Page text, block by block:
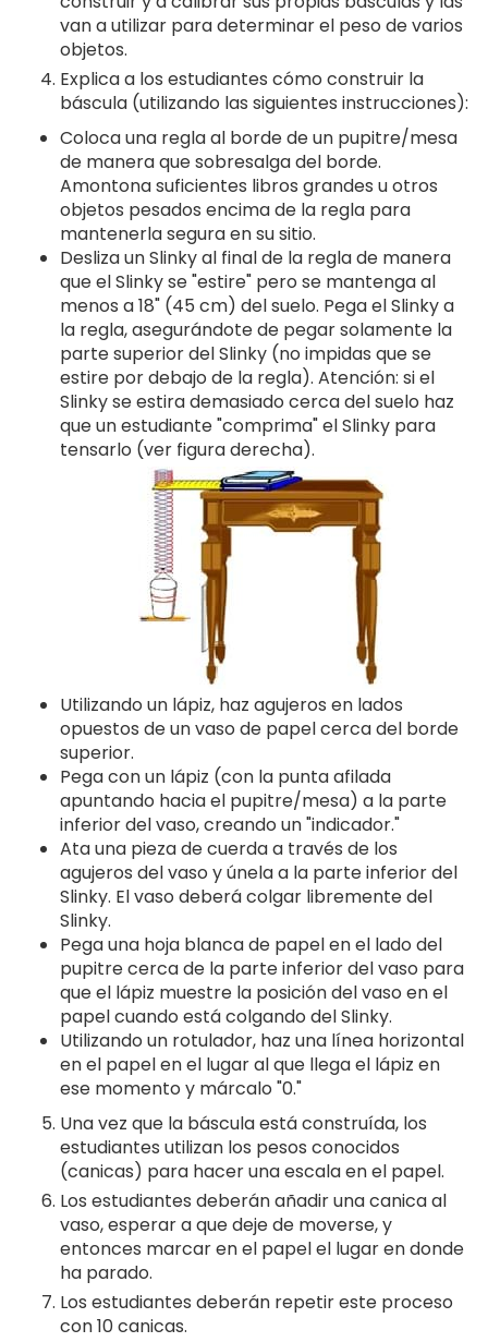
van a utilizar para determinar el peso de varios
objetos.
Explica a los estudiantes cómo construir la
báscula (utilizando las siguientes instrucciones):
Coloca una regla al borde de un pupitre/mesa
de manera que sobresalga del borde.
Amontona suficientes libros grandes u otros
objetos pesados encima de la regla para
mantenerla segura en su sitio.
Desliza un Slinky al final de la regla de manera
que el Slinky se "estire" pero se mantenga al
menos a 18" (45 cm) del suelo. Pega el Slinky a
la regla, asegurándote de pegar solamente la
parte superior del Slinky (no impidas que se
estire por debajo de la regla). Atención: si el
Slinky se estira demasiado cerca del suelo haz
que un estudiante "comprima" el Slinky para
tensarlo (ver figura derecha).
Utilizando un lápiz, haz agujeros en lados
opuestos de un vaso de papel cerca del borde
superior.
Pega con un lápiz (con la punta afilada
apuntando hacia el pupitre/mesa) a la parte
inferior del vaso, creando un "indicador."
Ata una pieza de cuerda a través de los
agujeros del vaso y únela a la parte inferior del
Slinky. El vaso deberá colgar libremente del
Slinky.
Pega una hoja blanca de papel en el lado del
pupitre cerca de la parte inferior del vaso para
que el lápiz muestre la posición del vaso en el
papel cuando está colgando del Slinky.
Utilizando un rotulador, haz una línea horizontal
en el papel en el lugar al que llega el lápiz en
ese momento y márcalo "0."
Una vez que la báscula está construída, los
estudiantes utilizan los pesos conocidos
(canicas) para hacer una escala en el papel.
Los estudiantes deberán añadir una canica al
vaso, esperar a que deje de moverse, y
entonces marcar en el papel el lugar en donde
ha parado.
Los estudiantes deberán repetir este proceso
con 10 canicas.